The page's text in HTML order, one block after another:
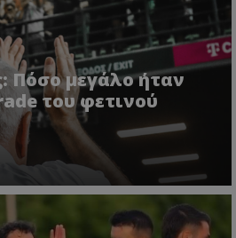
Πόσο μεγάλο ήταν
του φετινού